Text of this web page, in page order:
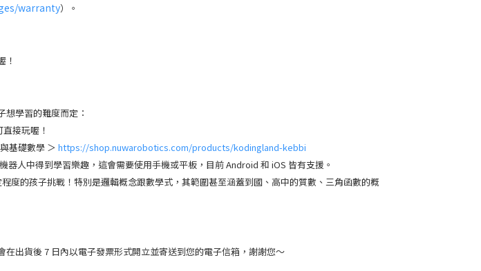
warranty）。
！
學習的難度而定：
接玩喔！
基礎數學 ＞ https://shop.nuwarobotics.com/products/kodingland-kebbi
器人中得到學習樂趣，這會需要使用手機或平板，目前 Android 和 iOS 皆有支援。
度的孩子挑戰！特別是邏輯概念跟數學式，其範圍甚至涵蓋到國、高中的質數、三角函數的概
出貨後 7 日內以電子發票形式開立並寄送到您的電子信箱，謝謝您～